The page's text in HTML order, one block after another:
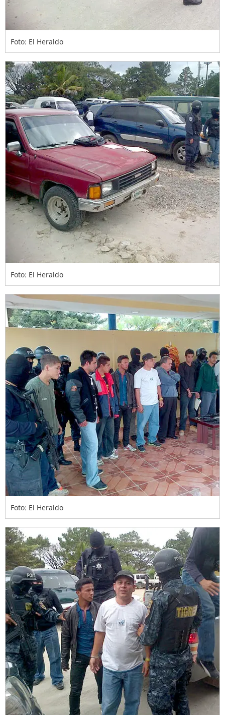
Foto: El Heraldo
Foto: El Heraldo
Foto: El Heraldo